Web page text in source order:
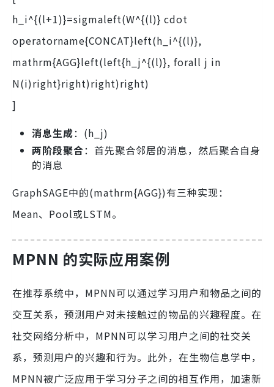
h_i^{(l+1)}=sigmaleft(W^{(l)} cdot
operatorname{CONCAT}left(h_i^{(l)},
mathrm{AGG}left(left{h_j^{(l)}, forall j in
N(i)right}right)right)right)
]
消息生成：(h_j)
两阶段聚合：首先聚合邻居的消息，然后聚合自身
的消息
GraphSAGE中的(mathrm{AGG})有三种实现：
Mean、Pool或LSTM。
MPNN 的实际应用案例
在推荐系统中，MPNN可以通过学习用户和物品之间的
交互关系，预测用户对未接触过的物品的兴趣程度。在
社交网络分析中，MPNN可以学习用户之间的社交关
系，预测用户的兴趣和行为。此外，在生物信息学中，
MPNN被广泛应用于学习分子之间的相互作用，加速新